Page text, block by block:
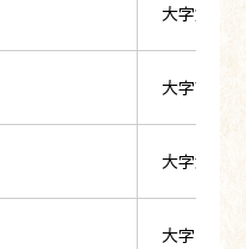
大字飯豊
大字吉野
大字浮金
大字小戸